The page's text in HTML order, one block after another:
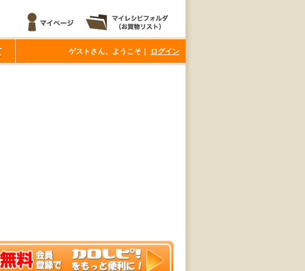
ゲストさん、ようこそ｜ ログイン